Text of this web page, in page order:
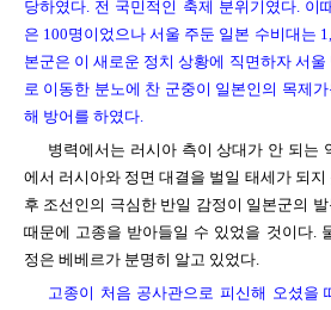
당하였다. 전 국민적인 축제 분위기였다. 이
은 100명이었으나 서울 주둔 일본 수비대는
본군은 이 새로운 정치 상황에 직면하자 서
로 이동한 분노에 찬 군중이 일본인의 목제
해 방어를 하였다.
병력에서는 러시아 측이 상대가 안 되는
에서 러시아와 정면 대결을 벌일 태세가 되
후 조선인의 극심한 반일 감정이 일본군의
때문에 고종을 받아들일 수 있었을 것이다.
정은 베베르가 분명히 알고 있었다.
고종이 처음 공사관으로 피신해 오셨을